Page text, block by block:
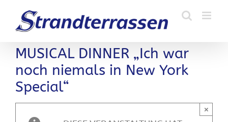
Inhalt
springen
MUSICAL DINNER „Ich war
noch niemals in New York
Special“
×